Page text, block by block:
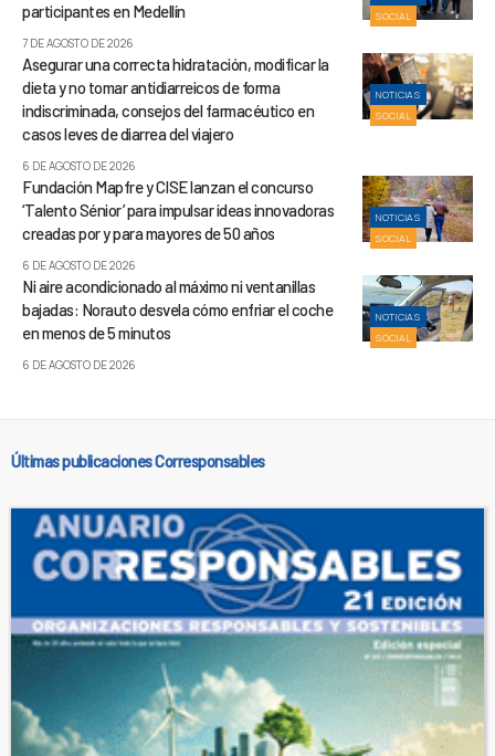
SOCIAL
participantes en Medellín
7 DE AGOSTO DE 2026
NOTICIAS
SOCIAL
Asegurar una correcta hidratación, modificar la
dieta y no tomar antidiarreicos de forma
indiscriminada, consejos del farmacéutico en
casos leves de diarrea del viajero
6 DE AGOSTO DE 2026
NOTICIAS
SOCIAL
Fundación Mapfre y CISE lanzan el concurso
‘Talento Sénior’ para impulsar ideas innovadoras
creadas por y para mayores de 50 años
6 DE AGOSTO DE 2026
NOTICIAS
SOCIAL
Ni aire acondicionado al máximo ni ventanillas
bajadas: Norauto desvela cómo enfriar el coche
en menos de 5 minutos
6 DE AGOSTO DE 2026
Últimas publicaciones Corresponsables